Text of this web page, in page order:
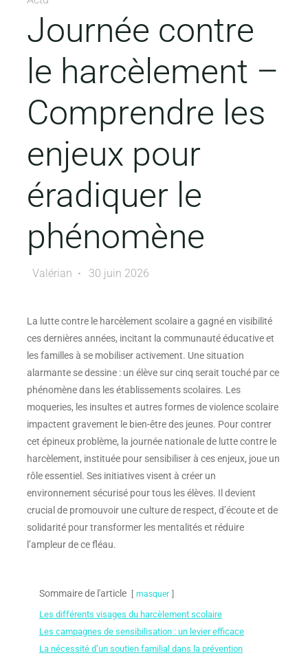
Journée contre
le harcèlement –
Comprendre les
enjeux pour
éradiquer le
phénomène
Valérian 30 juin 2026
La lutte contre le harcèlement scolaire a gagné en visibilité
ces dernières années, incitant la communauté éducative et
les familles à se mobiliser activement. Une situation
alarmante se dessine : un élève sur cinq serait touché par ce
phénomène dans les établissements scolaires. Les
moqueries, les insultes et autres formes de violence scolaire
impactent gravement le bien-être des jeunes. Pour contrer
cet épineux problème, la journée nationale de lutte contre le
harcèlement, instituée pour sensibiliser à ces enjeux, joue un
rôle essentiel. Ses initiatives visent à créer un
environnement sécurisé pour tous les élèves. Il devient
crucial de promouvoir une culture de respect, d’écoute et de
solidarité pour transformer les mentalités et réduire
l’ampleur de ce fléau.
Sommaire de l'article masquer
Les différents visages du harcèlement scolaire
Les campagnes de sensibilisation : un levier efficace
La nécessité d’un soutien familial dans la prévention